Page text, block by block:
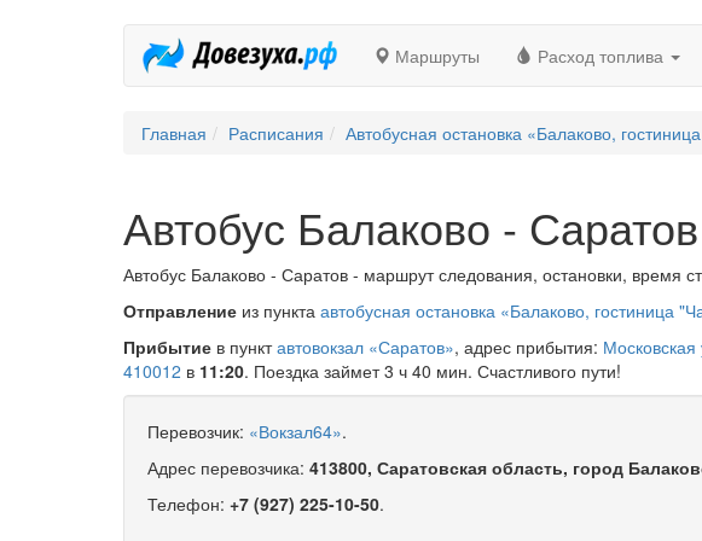
Маршруты Расход топлива
Главная Расписания Автобусная остановка «Балаково,
Автобус Балаково - Саратов
Автобус Балаково - Саратов - маршрут следования, остановки, время
Отправление из пункта автобусная остановка «Балаково, гостиница
Прибытие в пунктавтовокзал «Саратов», адрес прибытия:
410012 в 11:20. Поездка займет 3 ч 40 мин. Счастливого пути!
Перевозчик: «Вокзал64».
Адрес перевозчика: 413800, Саратовская область, город
Телефон: +7 (927) 225-10-50.